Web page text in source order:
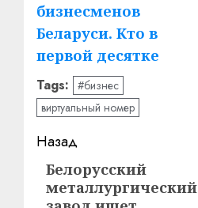
бизнесменов
Беларуси. Кто в
первой десятке
Tags: #бизнес
виртуальный номер
Навигация
записи
Назад
Предыдущая
запись:
Белорусский
металлургический